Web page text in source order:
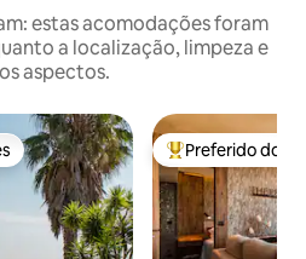
estas acomodações foram
a localização, limpeza e
aspectos.
dos hóspedes Entre os
Preferido dos